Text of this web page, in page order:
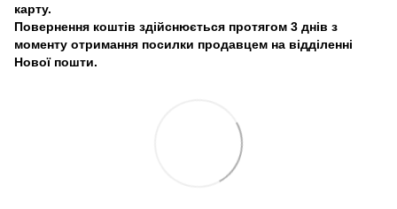
карту.
Повернення коштів здійснюється протягом 3 днів з
моменту отримання посилки продавцем на відділенні
Нової пошти.